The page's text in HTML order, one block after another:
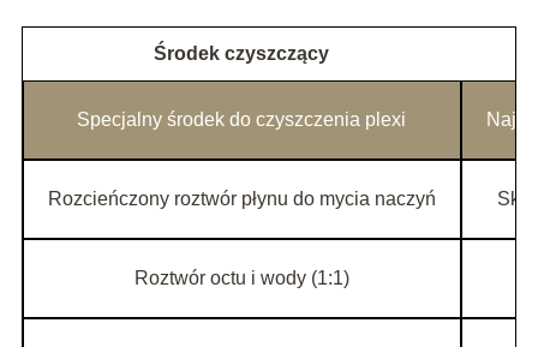
Środek czyszczący
Specjalny środek do czyszczenia plexi
Rozcieńczony roztwór płynu do mycia naczyń
Roztwór octu i wody (1:1)